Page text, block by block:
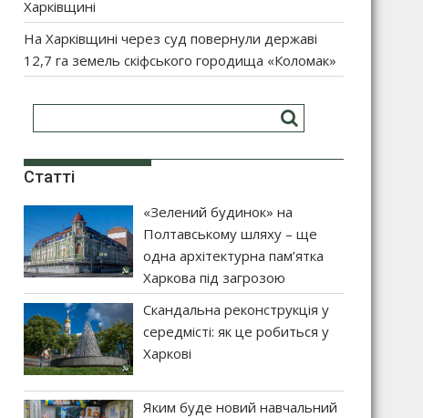
Харківщині
На Харківщині через суд повернули державі
12,7 га земель скіфського городища «Коломак»
Статті
«Зелений будинок» на
Полтавському шляху – ще
одна архітектурна пам’ятка
Харкова під загрозою
Скандальна реконструкція у
середмісті: як це робиться у
Харкові
Яким буде новий навчальний